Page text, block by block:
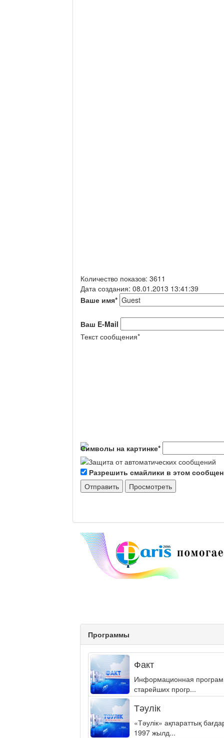
Количество показов: 3611
Дата создания: 08.01.2013 13:41:39
Ваше имя*
Ваш E-Mail
Текст сообщения*
Символы на картинке*
Разрешить смайлики в этом
Программы
Факт
Информационная
старейших прогр...
Тәулік
«Тәулік» ақпараттық
1997 жылд...